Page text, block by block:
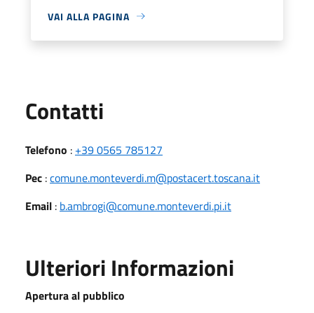
VAI ALLA PAGINA
Contatti
Telefono : +39 0565 785127
Pec :comune.monteverdi.m@postacert.toscana.it
Email : b.ambrogi@comune.monteverdi.pi.it
Ulteriori Informazioni
Apertura al pubblico